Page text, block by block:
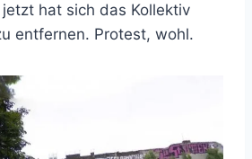
hat sich das Kollektiv
entfernen. Protest, wohl.